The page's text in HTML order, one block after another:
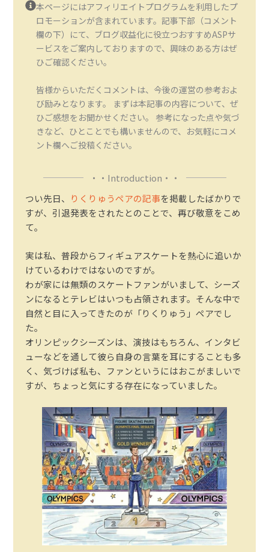
本ページにはアフィリエイトプログラムを利用したプ
ロモーションが含まれています。記事下部（コメント
欄の下）にて、ブログ収益化に役立つおすすめASPサ
ービスをご案内しておりますので、興味のある方はぜ
ひご確認ください。
皆様からいただくコメントは、今後の運営の参考およ
び励みとなります。 まずは本記事の内容について、ぜ
ひご感想をお聞かせください。 参考になった点や気づ
きなど、ひとことでも構いませんので、お気軽にコメ
ント欄へご投稿ください。
・・Introduction・・
つい先日、 りくりゅうペアの記事を掲載したばかりで
すが、引退発表をされたとのことで、再び敬意をこめ
て。
実は私、普段からフィギュアスケートを熱心に追いか
けているわけではないのですが。
わが家には無類のスケートファンがいまして、シーズ
ンになるとテレビはいつも占領されます。そんな中で
自然と目に入ってきたのが「りくりゅう」ペアでし
た。
オリンピックシーズンは、演技はもちろん、インタビ
ューなどを通して彼ら自身の言葉を耳にすることも多
く、気づけば私も、ファンというにはおこがましいで
すが、ちょっと気にする存在になっていました。